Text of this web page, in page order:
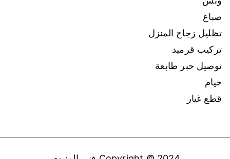
صباغ
تظليل زجاج المنزل
تركيب قرميد
توصيل حبر طابعة
خيام
قطع غيار